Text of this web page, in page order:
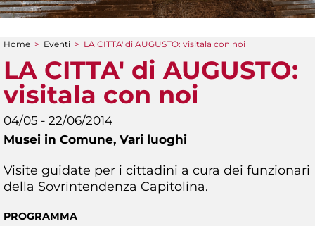
Tu sei qui
Home > Eventi > LA CITTA' di AUGUSTO: visitala con noi
LA CITTA' di AUGUSTO:
visitala con noi
04/05 - 22/06/2014
Musei in Comune, Vari luoghi
Visite guidate per i cittadini a cura dei funzionari
della Sovrintendenza Capitolina.
PROGRAMMA